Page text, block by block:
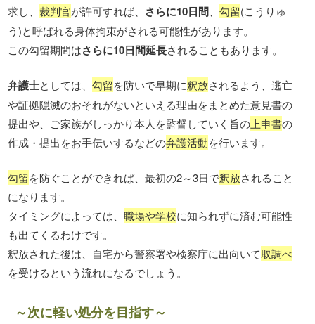
求し、裁判官が許可すれば、 さらに10日間 、勾留(こうりゅ
う)と呼ばれる身体拘束がされる可能性があります。
この勾留期間はさらに10日間延長されることもあります。
弁護士としては、勾留を防いで早期に釈放されるよう、逃亡
や証拠隠滅のおそれがないといえる理由をまとめた意見書の
提出や、ご家族がしっかり本人を監督していく旨の 上申書の
作成・提出をお手伝いするなどの弁護活動を行います。
勾留を防ぐことができれば、最初の2～3日で釈放されること
になります。
タイミングによっては、職場や学校に知られずに済む可能性
も出てくるわけです。
釈放された後は、自宅から警察署や検察庁に出向いて取調べ
を受けるという流れになるでしょう。
～次に軽い処分を目指す～